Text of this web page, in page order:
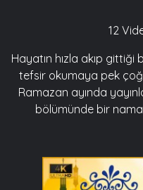
12
Hayatın hızla akıp gittiği
tefsir okumaya pek
Ramazan ayında
bölümünde bir